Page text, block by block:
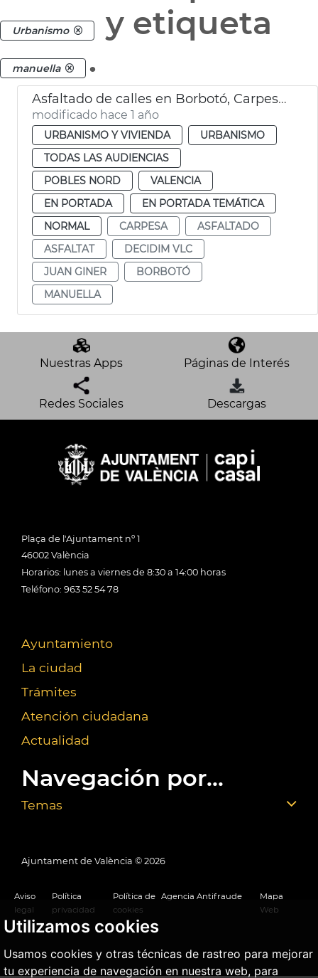
Utilizamos cookies
Usamos cookies y otras técnicas de rastreo para mejorar
tu experiencia de navegación en nuestra web, para
Urbanismo y etiqueta
manuella .
Asfaltado de calles en Borbotó, Carpesa y Mauella
modificado hace 1 año
URBANISMO Y VIVIENDA
URBANISMO
TODAS LAS AUDIENCIAS
POBLES NORD
VALENCIA
EN PORTADA
EN PORTADA TEMÁTICA
NORMAL
CARPESA
ASFALTADO
ASFALTAT
DECIDIM VLC
JUAN GINER
BORBOTÓ
MANUELLA
Nuestras Apps Páginas de Interés
Redes Sociales Descargas
Plaça de l'Ajuntament nº 1
46002 València
Horarios: lunes a viernes de 8:30 a 14:00 horas
Teléfono: 963 52 54 78
Ayuntamiento
La ciudad
Trámites
Atención ciudadana
Actualidad
Navegación por...
Temas
Ajuntament de València © 2026
Aviso
legal
Política
privacidad
Política de
cookies
Agencia Antifraude
Mapa
Web